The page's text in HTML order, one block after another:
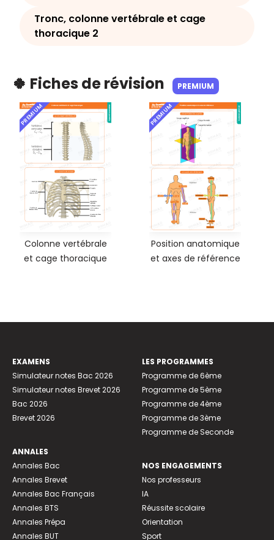
Tronc, colonne vertébrale et cage
thoracique 2
🍀 Fiches de révision PREMIUM
PREMIUM
Colonne vertébrale
et cage thoracique
PREMIUM
Position anatomique
et axes de référence
EXAMENS
Simulateur notes Bac 2026
Simulateur notes Brevet 2026
Bac 2026
Brevet 2026
ANNALES
Annales Bac
Annales Brevet
Annales Bac Français
Annales BTS
Annales Prépa
Annales BUT
LES PROGRAMMES
Programme de 6ème
Programme de 5ème
Programme de 4ème
Programme de 3ème
Programme de Seconde
NOS ENGAGEMENTS
Nos professeurs
IA
Réussite scolaire
Orientation
Sport